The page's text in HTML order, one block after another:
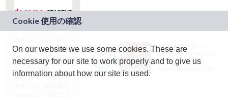
ドコモグループの新
規事業創出プログラ
ム「docomo
STARTUP」を通じて
JASRAC許諾番号：
9024936001Y45037
JASRAC許諾番号：
On our website we use some cookies. These are
necessary for our site to work properly and to give us
information about how our site is used.